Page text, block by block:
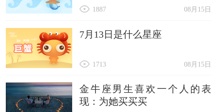
08月15日
1887
7月13日是什么星座
08月15日
1713
金牛座男生喜欢一个人的表
现：为她买买买